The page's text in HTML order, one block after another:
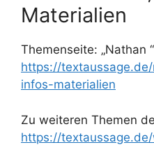
Materialien
Themenseite: „Nathan “
https://
infos-materialien
Zu weiteren Themen
https://